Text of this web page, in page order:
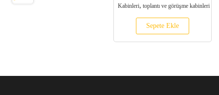
Kabinleri, toplantı ve görüşme kabinleri
Sepete Ekle